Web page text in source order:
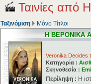
Ταινίες από H
Ταξινόμιση Μόνο Τίτλοι
H BΕΡΟΝΙΚΑ
Veronika Decides
Κατηγορία :
Σκηνοθεσία :
Περίληψη : Η